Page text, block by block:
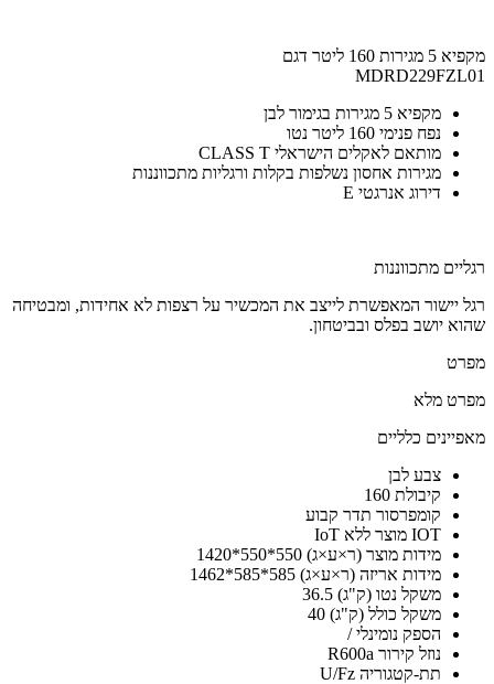
מקפיא 5 מגירות 160 ליטר דגם
MDRD229FZL01
מקפיא 5 מגירות בגימור לבן
נפח פנימי 160 ליטר נטו
מותאם לאקלים הישראלי CLASS T
מגירות אחסון נשלפות בקלות ורגליות מתכווננות
דירוג אנרגטי E
רגליים מתכווננות
רגל יישור המאפשרת לייצב את המכשיר על רצפות לא אחידות, ומבטיחה
שהוא יושב בפלס ובביטחון.
מפרט
מפרט מלא
מאפיינים כלליים
צבע לבן
קיבולת 160
קומפרסור תדר קבוע
IOT מוצר ללא IoT
מידות מוצר (ר×ע×ג) 550*550*1420
מידות אריזה (ר×ע×ג) 585*585*1462
משקל נטו (ק"ג) 36.5
משקל כולל (ק"ג) 40
הספק נומינלי /
נוזל קירור R600a
תת-קטגוריה U/Fz